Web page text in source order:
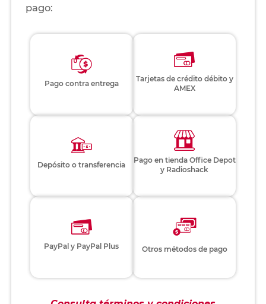
pago:
Pago contra entrega
Tarjetas de crédito débito y
AMEX
Depósito o transferencia
Pago en tienda Office Depot
y Radioshack
PayPal y PayPal Plus Otros métodos de pago